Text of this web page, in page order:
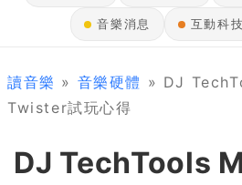
音樂消息 互動科技
讀音樂 » 音樂硬體 » DJ
Twister試玩心得
DJ TechTools